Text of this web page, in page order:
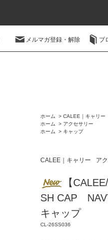
メルマガ登録・解除 ブ
ホーム > CALEE｜キャリー
ホーム
> アクセサリー
ホーム
> キャップ
CALEE｜キャリー ア
【
SH CAP
キャップ
CL-26SS036